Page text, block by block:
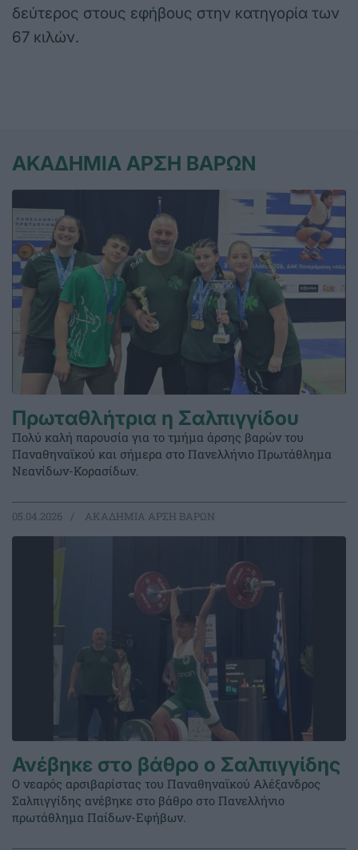
δεύτερος στους εφήβους στην κατηγορία των
67 κιλών.
ΑΚΑΔΗΜΙΑ ΑΡΣΗ ΒΑΡΩΝ
Πρωταθλήτρια η Σαλπιγγίδου
Πολύ καλή παρουσία για το τμήμα άρσης βαρών του
Παναθηναϊκού και σήμερα στο Πανελλήνιο Πρωτάθλημα
Νεανίδων-Κορασίδων.
05.04.2026 ΑΚΑΔΗΜΙΑ ΑΡΣΗ ΒΑΡΩΝ
Ανέβηκε στο βάθρο ο Σαλπιγγίδης
Ο νεαρός αρσιβαρίστας του Παναθηναϊκού Αλέξανδρος
Σαλπιγγίδης ανέβηκε στο βάθρο στο Πανελλήνιο
πρωτάθλημα Παίδων-Εφήβων.